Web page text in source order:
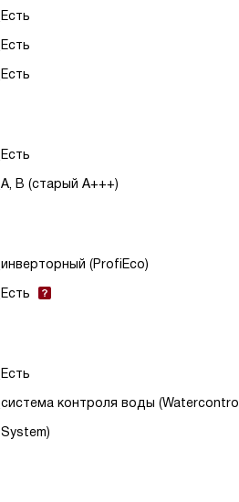
Есть
Есть
Есть
Есть
A, B (старый A+++)
инверторный (ProfiEco)
Есть
Есть
система контроля воды (Watercontrol
System)